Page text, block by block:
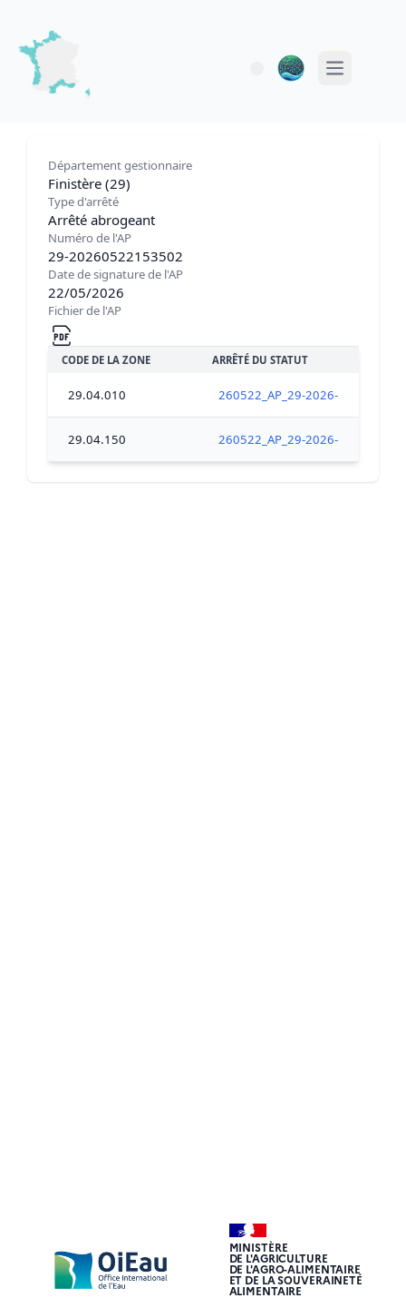
Open main
Département gestionnaire
Finistère (29)
Type d'arrêté
Arrêté abrogeant
Numéro de l'AP
29-20260522153502
Date de signature de l'AP
22/05/2026
Fichier de l'AP
CODE DE LA ZONE ARRÊTÉ DU STATUT
29.04.010 260522_AP_29-2026-05-22-
29.04.150 260522_AP_29-2026-05-22-
MINISTÈRE
DE L'AGRICULTURE
DE L'AGRO-ALIMENTAIRE
ET DE LA SOUVERAINETÉ
ALIMENTAIRE